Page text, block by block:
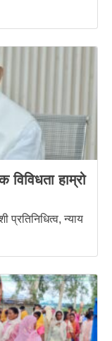
हाम्रो
प्रतिनिधित्व, न्याय